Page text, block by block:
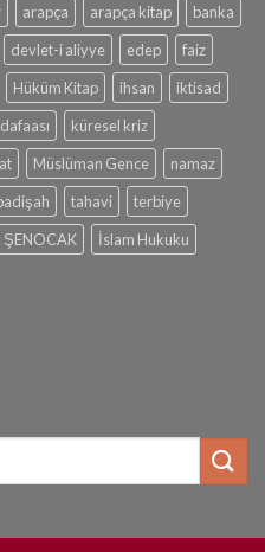
arapça arapça kitap
banka
devlet-i aliyye edep
faiz
Hüküm Kitap ihsan
iktisad
küresel kriz
Müslüman Gence
namaz
tahavi
terbiye
ŞENOCAK
İslam Hukuku